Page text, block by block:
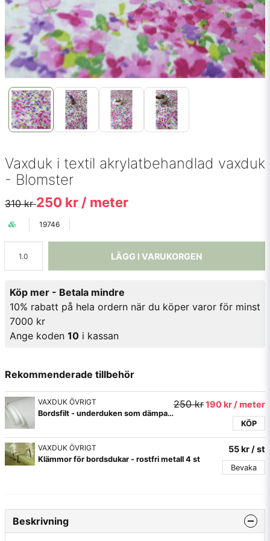
Vaxduk i textil akrylatbehandlad vaxduk
- Blomster
310 kr250 kr / meter
19746
LÄGG I VARUKORGEN
Köp mer - Betala mindre
10% rabatt på hela ordern när du köper varor för minst
7000 kr
Ange koden 10 i kassan
Rekommenderade tillbehör
VAXDUK ÖVRIGT
Bordsfilt - underduken som dämpar ljudet
250 kr190 kr / meter
KÖP
VAXDUK ÖVRIGT
Klämmor för bordsdukar - rostfri metall 4 st
55 kr / st
Bevaka
Beskrivning